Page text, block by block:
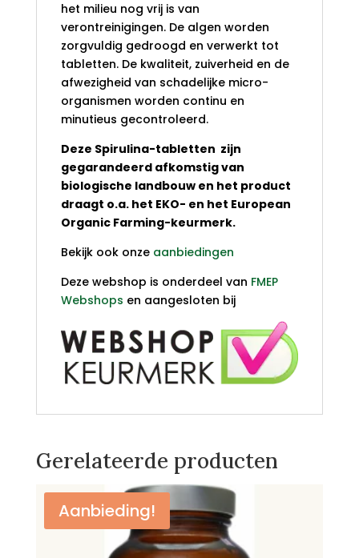
het milieu nog vrij is van
verontreinigingen. De algen worden
zorgvuldig gedroogd en verwerkt tot
tabletten. De kwaliteit, zuiverheid en de
afwezigheid van schadelijke micro-
organismen worden continu en
minutieus gecontroleerd.
Deze Spirulina-tabletten zijn
gegarandeerd afkomstig van
biologische landbouw en het product
draagt o.a. het EKO- en het European
Organic Farming-keurmerk.
Bekijk ook onze aanbiedingen
Deze webshop is onderdeel van FMEP
Webshops en aangesloten bij
Gerelateerde producten
Aanbieding!